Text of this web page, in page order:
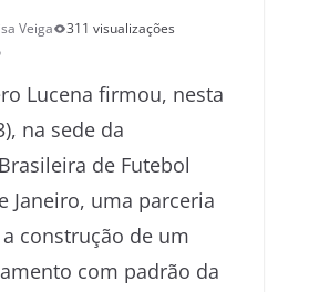
Veiga
311 visualizações
Lucena firmou, nesta
na sede da
de Futebol
Janeiro, uma parceria
construção de um
com padrão da